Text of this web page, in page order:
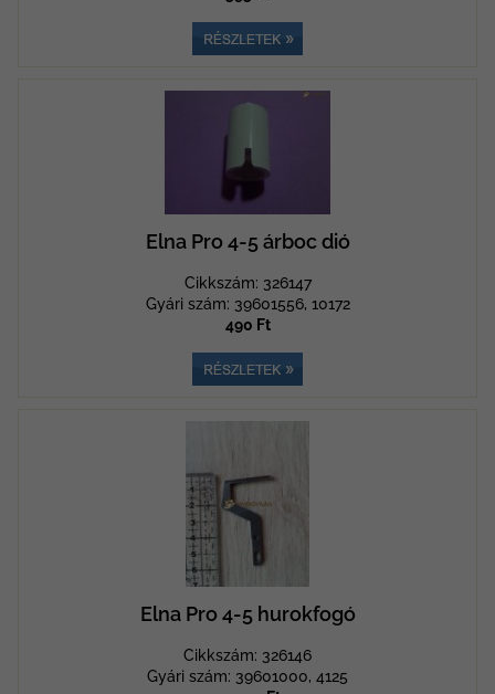
Elna Pro 4-5 árboc dió
Cikkszám: 326147
Gyári szám: 39601556, 10172
490 Ft
Elna Pro 4-5 hurokfogó
Cikkszám: 326146
Gyári szám: 39601000, 4125